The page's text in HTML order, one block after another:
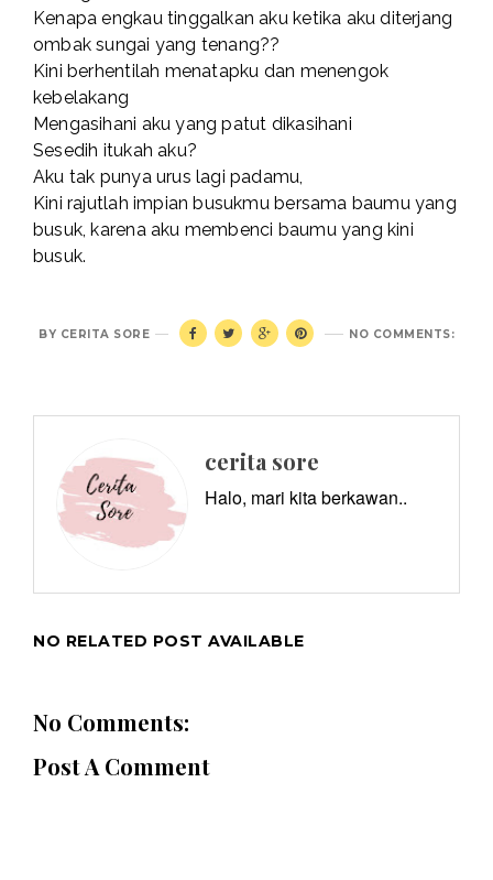
Kenapa engkau tinggalkan aku ketika aku diterjang
ombak sungai yang tenang??
Kini berhentilah menatapku dan menengok
kebelakang
Mengasihani aku yang patut dikasihani
Sesedih itukah aku?
Aku tak punya urus lagi padamu,
Kini rajutlah impian busukmu bersama baumu yang
busuk, karena aku membenci baumu yang kini
busuk.
NO COMMENTS:
BY CERITA SORE
cerita sore
Halo, mari kita berkawan..
NO RELATED POST AVAILABLE
No Comments:
Post A Comment